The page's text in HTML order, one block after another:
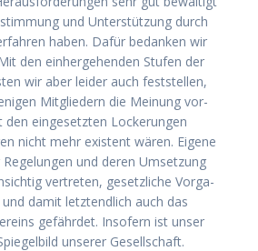
und Unter­stüt­zung durch
haben. Dafür bedan­ken wir
den ein­her­ge­hen­den Stu­fen der
wir aber lei­der auch fest­stel­len,
Mit­glie­dern die Mei­nung vor­
den ein­ge­setz­ten Locke­run­gen
nicht mehr exis­tent wären. Eige­ne
und deren Umset­zung
ver­tre­ten, gesetz­li­che Vor­ga­
damit letzt­end­lich auch das
gefähr­det. Inso­fern ist unser
unse­rer Gesell­schaft.